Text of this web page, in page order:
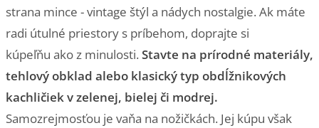
strana mince - vintage štýl a nádych nostalgie. Ak máte
radi útulné priestory s príbehom, doprajte si
kúpeľňu ako z minulosti. Stavte na prírodné materiály,
tehlový obklad alebo klasický typ obdĺžnikových
kachličiek v zelenej, bielej či modrej.
Samozrejmosťou je vaňa na nožičkách. Jej kúpu však